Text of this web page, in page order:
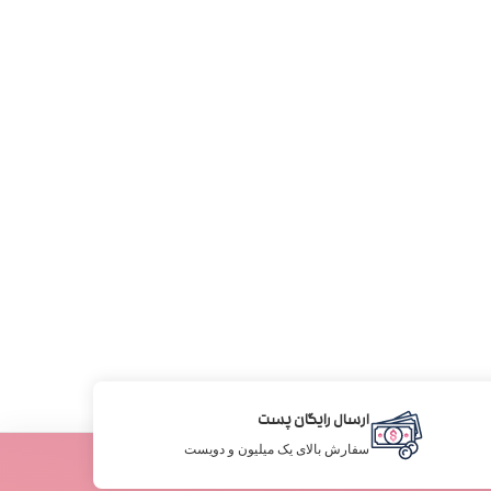
ارسال رایگان پست
سفارش بالای یک میلیون و دویست